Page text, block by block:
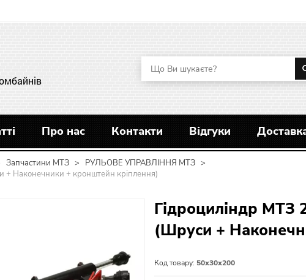
Про нас Контакти Відгуки
Запчастини МТЗ > РУЛЬОВЕ УПРАВЛІННЯ МТЗ >
+ Наконечники + кронштейн кріплення)
Гідроциліндр МТЗ
(Шруси +
Код товару: 50х30х200